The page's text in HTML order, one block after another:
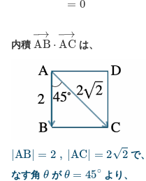
内積 AB →⋅AC →
は、
| A B | , A C |=
で、
なす角 θが θ 45∘ より、